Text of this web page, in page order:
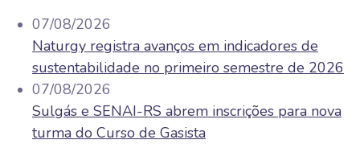
07/08/2026
Naturgy registra avanços em indicadores de
sustentabilidade no primeiro semestre de 2026
07/08/2026
Sulgás e SENAI-RS abrem inscrições para nova
turma do Curso de Gasista